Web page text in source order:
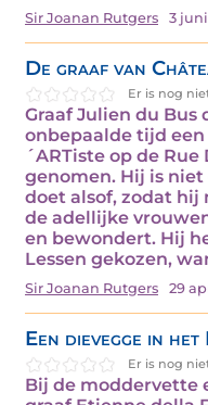
Sir Joanan Rutgers 3
De graaf van
Er is nog
Graaf Julien du Bus
onbepaalde tijd
´ARTiste op de Rue
genomen. Hij is
doet alsof, zodat
de adellijke
en bewondert. Hij
Lessen gekozen,
Sir Joanan Rutgers 29
Een dievegge in
Er is nog
Bij de moddervette